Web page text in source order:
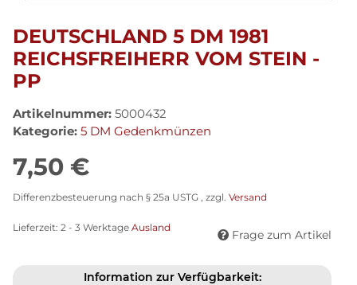
DEUTSCHLAND 5 DM 1981
REICHSFREIHERR VOM STEIN -
PP
Artikelnummer: 5000432
Kategorie: 5 DM Gedenkmünzen
7,50 €
Differenzbesteuerung nach § 25a USTG , zzgl. Versand
Lieferzeit: 2 - 3 Werktage Ausland
Frage zum Artikel
Information zur Verfügbarkeit: